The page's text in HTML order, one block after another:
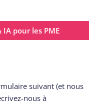
pour les PME
suivant (et nous
nous à